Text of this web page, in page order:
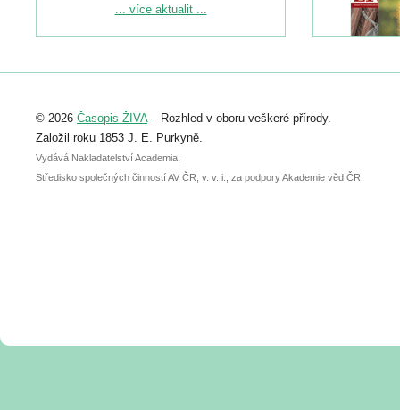
Podrobnější informace ke konferenci
Registrovat se můžete do 6. září.
abstraktu přihlášené přednášky nebo
posteru je už 30. června.
... více aktualit ...
© 2026 Časopis ŽIVA– Rozhled v oboru veškeré přírody.
Založil roku 1853 J. E. Purkyně.
Vydává Nakladatelství Academia,
Středisko společných činností AV ČR, v. v. i., za podpory Akademie věd ČR.